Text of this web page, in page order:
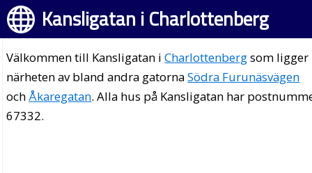
Kansligatan i Charlottenberg
Välkommen till Kansligatan iCharlottenbergsom ligger
närheten av bland andra gatornaSödra Furunäsvägen
ochÅkaregatan. Alla hus på Kansligatan har
67332.